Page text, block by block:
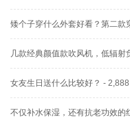
矮个子穿什么外套好看？第二款
几款经典颜值款吹风机，低辐射
女友生日送什么比较好？ -
不仅补水保湿，还有抗老功效的